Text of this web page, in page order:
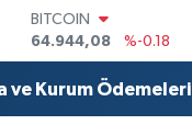
DOLAR
47,7436
%0.18
EURO
55,2510
%0.32
ve Kurum Ödemeleri